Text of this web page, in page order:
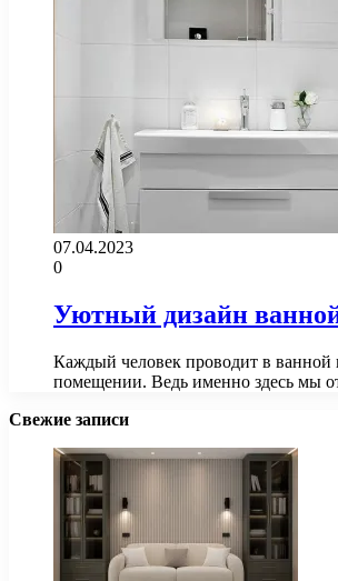
07.04.2023
0
Уютный дизайн
Каждый человек проводит в ванной
помещении. Ведь именно здесь мы
Свежие записи